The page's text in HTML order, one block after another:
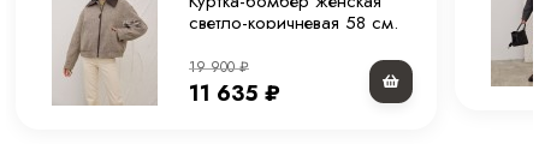
светло-коричневая 58 см.
19 900₽
11 635 ₽